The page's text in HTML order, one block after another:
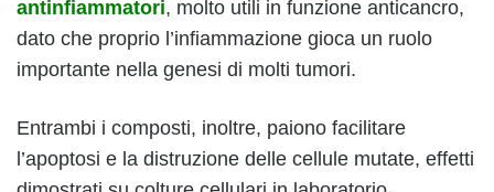
antinfiammatori, molto utili in funzione anticancro,
dato che proprio l’infiammazione gioca un ruolo
importante nella genesi di molti tumori.
Entrambi i composti, inoltre, paiono facilitare
l’apoptosi e la distruzione delle cellule mutate, effetti